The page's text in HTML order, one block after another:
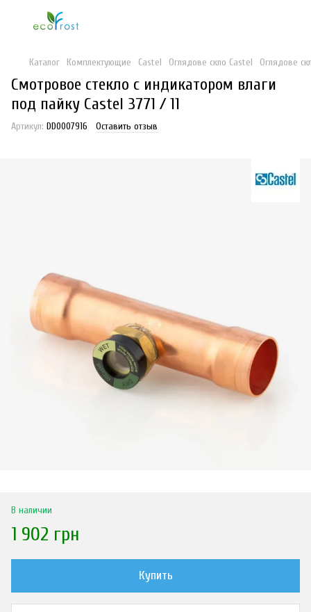
Каталог Комплектующие Castel Оглядове скло Castel Оглядове
Смотровое стекло с индикатором влаги
под пайку Castel 3771 / 11
Артикул: DD0007916 Оставить отзыв
В наличии
1 902 грн
Купить